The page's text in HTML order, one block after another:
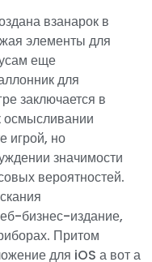
взанарок в
элементы для
еще
для
заключается в
осмысливании
игрой, но
значимости
вероятностей.
бизнес-издание,
Притом
для iOS а вот а